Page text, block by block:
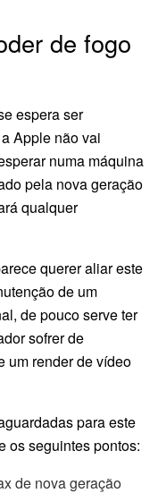
de fogo
espera ser
Apple não vai
numa máquina
pela nova geração
qualquer
querer aliar este
de um
de pouco serve ter
sofrer de
um render de vídeo
para este
os seguintes pontos:
de nova geração